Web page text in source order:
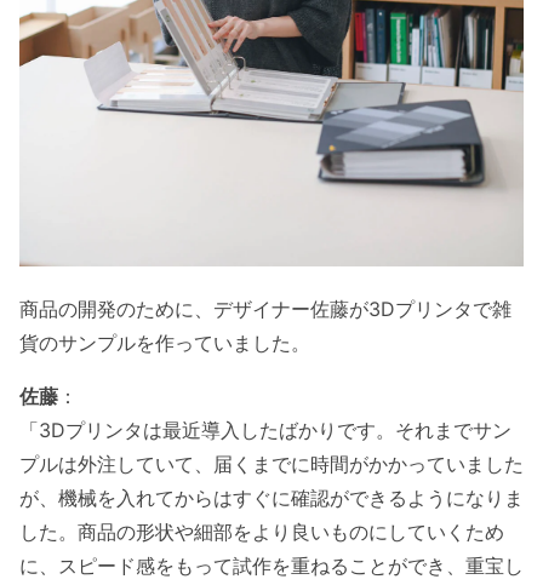
商品の開発のために、デザイナー佐藤が3Dプリンタで雑
貨のサンプルを作っていました。
佐藤 ：
「3Dプリンタは最近導入したばかりです。それまでサン
プルは外注していて、届くまでに時間がかかっていました
が、機械を入れてからはすぐに確認ができるようになりま
した。商品の形状や細部をより良いものにしていくため
に、スピード感をもって試作を重ねることができ、重宝し